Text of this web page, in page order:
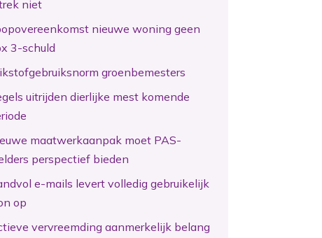
niet
nieuwe woning geen
3-schuld
groenbemesters
uitrijden dierlijke mest komende
maatwerkaanpak moet PAS-
perspectief bieden
e-mails levert volledig gebruikelijk
op
vervreemding aanmerkelijk belang